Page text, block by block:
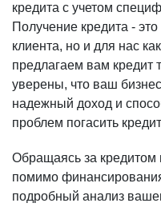
кредита с учетом
Получение кредита - это
клиента, но и для нас
предлагаем вам кредит
уверены, что ваш
надежный доход и
проблем погасить
Обращаясь за
помимо
подробный анализ